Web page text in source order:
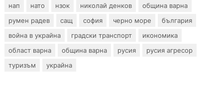
нап
нато нзок николай денков
община варна
румен радев
сащ софия черно море
българия
война в украйна
градски транспорт
икономика
област варна
община варна русия
русия агресор
туризъм
украйна